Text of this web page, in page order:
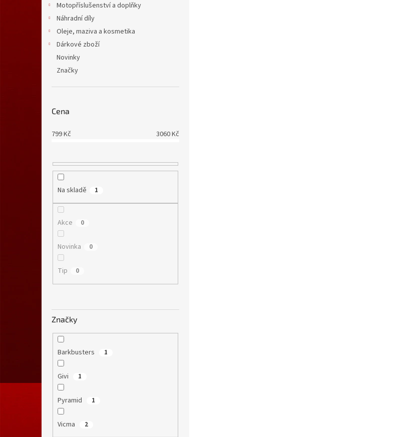
Motopříslušenství a doplňky
Náhradní díly
Oleje, maziva a kosmetika
Dárkové zboží
Novinky
Značky
Cena
799Kč 3060Kč
Na skladě 1
Akce 0
Novinka 0
Tip 0
Značky
Barkbusters 1
Givi 1
Pyramid 1
Vicma 2